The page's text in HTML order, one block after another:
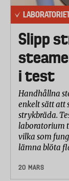
Slipp
i test
Handhållna
enkelt sätt att
strykbräda.
laboratorium
vilka som
lämna blöta
20 MARS